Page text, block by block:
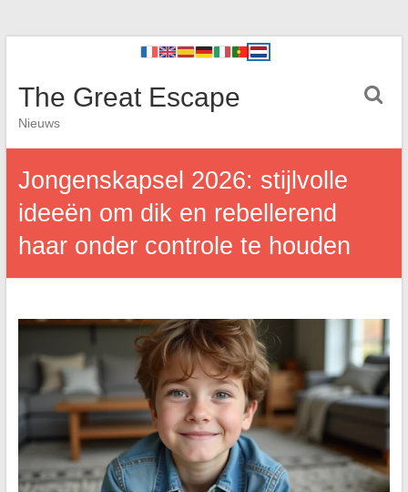
The Great Escape
Nieuws
Jongenskapsel 2026: stijlvolle
ideeën om dik en rebellerend
haar onder controle te houden